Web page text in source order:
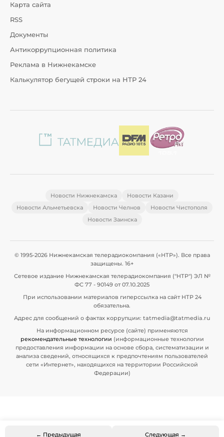
← Предыдущая Следующая →
Карта сайта
RSS
Документы
Антикоррупционная политика
Реклама в Нижнекамске
Калькулятор бегущей строки на НТР 24
Новости Нижнекамска
Новости Казани
Новости Альметьевска
Новости Челнов
Новости Чистополя
Новости Заинска
© 1995-2026 Нижнекамская телерадиокомпания («НТР»). Все права
защищены. 16+
Сетевое издание Нижнекамская телерадиокомпания ("НТР") ЭЛ №
ФС 77 - 90149 от 07.10.2025
При использовании материалов гиперссылка на сайт НТР 24
обязательна.
Адрес для сообщений о фактах коррупции: tatmedia@tatmedia.ru
На информационном ресурсе (сайте) применяются
рекомендательные технологии (информационные технологии
предоставления информации на основе сбора, систематизации и
анализа сведений, относящихся к предпочтениям пользователей
сети «Интернет», находящихся на территории Российской
Федерации)